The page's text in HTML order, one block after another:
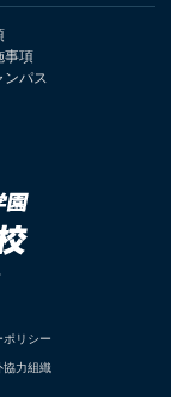
事項
ンパス
ポリシー
協力組織